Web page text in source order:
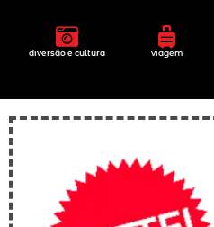
diversão e cultura viagem